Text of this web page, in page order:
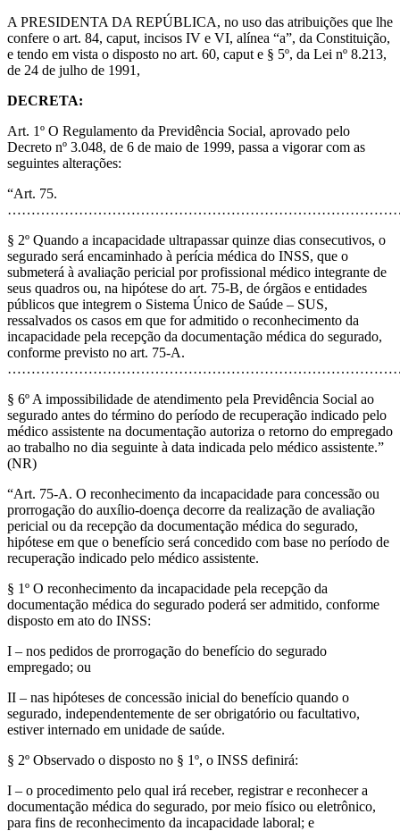
A PRESIDENTA DA REPÚBLICA, no uso das atribuições que lhe
confere o art. 84, caput, incisos IV e VI, alínea “a”, da Constituição,
e tendo em vista o disposto no art. 60, caput e § 5º, da Lei nº 8.213,
de 24 de julho de 1991,
DECRETA:
Art. 1º O Regulamento da Previdência Social, aprovado pelo
Decreto nº 3.048, de 6 de maio de 1999, passa a vigorar com as
seguintes alterações:
“Art. 75.
§ 2º Quando a incapacidade ultrapassar quinze dias consecutivos, o
segurado será encaminhado à perícia médica do INSS, que o
submeterá à avaliação pericial por profissional médico integrante de
seus quadros ou, na hipótese do art. 75-B, de órgãos e entidades
públicos que integrem o Sistema Único de Saúde – SUS,
ressalvados os casos em que for admitido o reconhecimento da
incapacidade pela recepção da documentação médica do segurado,
conforme previsto no art. 75-A.
§ 6º A impossibilidade de atendimento pela Previdência Social ao
segurado antes do término do período de recuperação indicado pelo
médico assistente na documentação autoriza o retorno do empregado
ao trabalho no dia seguinte à data indicada pelo médico assistente.”
(NR)
“Art. 75-A. O reconhecimento da incapacidade para concessão ou
prorrogação do auxílio-doença decorre da realização de avaliação
pericial ou da recepção da documentação médica do segurado,
hipótese em que o benefício será concedido com base no período de
recuperação indicado pelo médico assistente.
§ 1º O reconhecimento da incapacidade pela recepção da
documentação médica do segurado poderá ser admitido, conforme
disposto em ato do INSS:
I – nos pedidos de prorrogação do benefício do segurado
empregado; ou
II – nas hipóteses de concessão inicial do benefício quando o
segurado, independentemente de ser obrigatório ou facultativo,
estiver internado em unidade de saúde.
§ 2º Observado o disposto no § 1º, o INSS definirá:
I – o procedimento pelo qual irá receber, registrar e reconhecer a
documentação médica do segurado, por meio físico ou eletrônico,
para fins de reconhecimento da incapacidade laboral; e